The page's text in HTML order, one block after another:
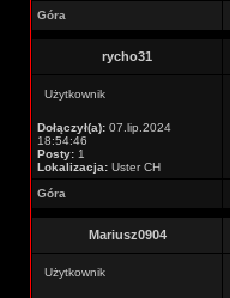
Góra
rycho31
Użytkownik
Dołączył(a): 07.lip.2024
18:54:46
Posty: 1
Lokalizacja: Uster CH
Góra
Mariusz0904
Użytkownik